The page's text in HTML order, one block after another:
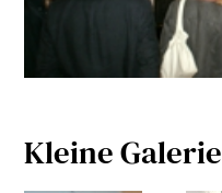
Kleine Galerie